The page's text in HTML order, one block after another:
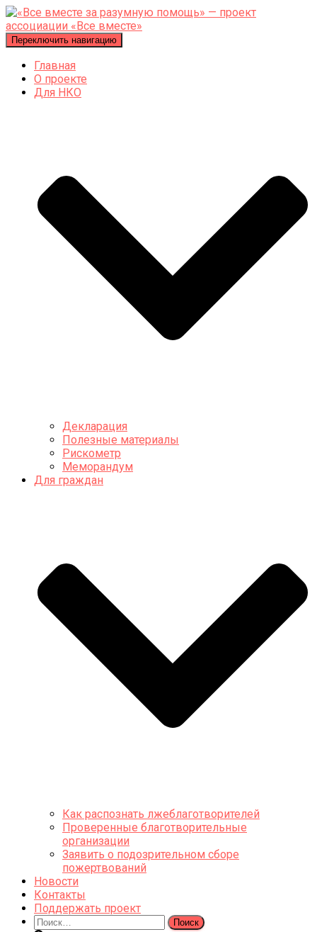
Переключить навигацию
Главная
О проекте
Для НКО
Декларация
Полезные материалы
Рискометр
Меморандум
Для граждан
Как распознать лжеблаготворителей
Проверенные благотворительные
организации
Заявить о подозрительном сборе
пожертвований
Новости
Контакты
Поддержать проект
Найти: